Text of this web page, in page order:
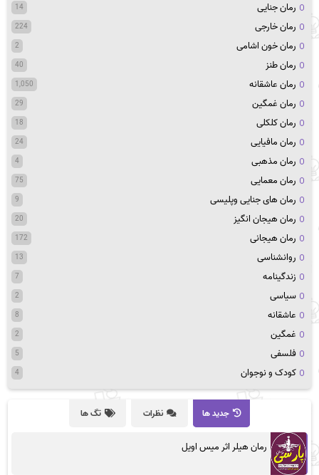
رمان جنایی 14
رمان خارجی 224
رمان خون اشامی 2
رمان طنز 40
رمان عاشقانه 1,050
رمان غمگین 29
رمان کلکلی 18
رمان مافیایی 24
رمان مذهبی 4
رمان معمایی 75
رمان های جنایی وپلیسی 9
رمان هیجان انگیز 20
رمان هیجانی 172
روانشناسی 13
زندگینامه 7
سیاسی 2
عاشقانه 8
غمگین 2
فلسفی 5
کودک و نوجوان 4
جدید ها نظرات تگ ها
رمان هیلر اثر میس اویل